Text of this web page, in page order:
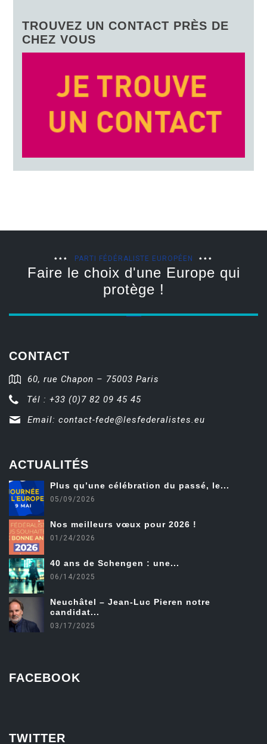
TROUVEZ UN CONTACT PRÈS DE
CHEZ VOUS
PARTI FÉDÉRALISTE EUROPÉEN
Faire le choix d'une Europe qui
protège !
CONTACT
60, rue Chapon – 75003 Paris
Tél : +33 (0)7 82 09 45 45
Email: contact-fede@lesfederalistes.eu
ACTUALITÉS
Plus qu’une célébration du passé, le...
05/09/2026
Nos meilleurs vœux pour 2026 !
01/24/2026
40 ans de Schengen : une...
06/14/2025
Neuchâtel – Jean-Luc Pieren notre
candidat...
03/17/2025
FACEBOOK
TWITTER